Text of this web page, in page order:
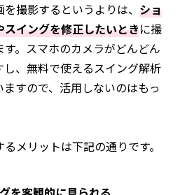
撮影するというよりは、 ショ
イングを修正したいときに撮
。スマホのカメラがどんどん
、無料で使えるスイング解析
すので、活用しないのはもっ
メリットは下記の通りです。